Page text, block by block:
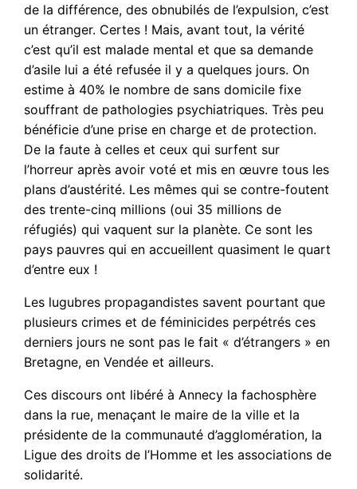
de la différence, des obnubilés de l’expulsion, c’est
un étranger. Certes ! Mais, avant tout, la vérité
c’est qu’il est malade mental et que sa demande
d’asile lui a été refusée il y a quelques jours. On
estime à 40% le nombre de sans domicile fixe
souffrant de pathologies psychiatriques. Très peu
bénéficie d’une prise en charge et de protection.
De la faute à celles et ceux qui surfent sur
l’horreur après avoir voté et mis en œuvre tous les
plans d’austérité. Les mêmes qui se contre-foutent
des trente-cinq millions (oui 35 millions de
réfugiés) qui vaquent sur la planète. Ce sont les
pays pauvres qui en accueillent quasiment le quart
d’entre eux !
Les lugubres propagandistes savent pourtant que
plusieurs crimes et de féminicides perpétrés ces
derniers jours ne sont pas le fait « d’étrangers » en
Bretagne, en Vendée et ailleurs.
Ces discours ont libéré à Annecy la fachosphère
dans la rue, menaçant le maire de la ville et la
présidente de la communauté d’agglomération, la
Ligue des droits de l’Homme et les associations de
solidarité.